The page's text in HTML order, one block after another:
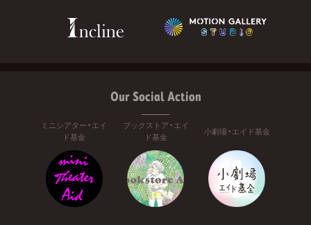
Our Social Action
ミニシアター・エイ
ド基金
ブックストア・エイ
ド基金
小劇場・エイド基金